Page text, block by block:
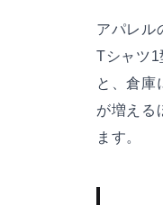
アパレル
Tシャツ
と、倉庫
が増える
ます。